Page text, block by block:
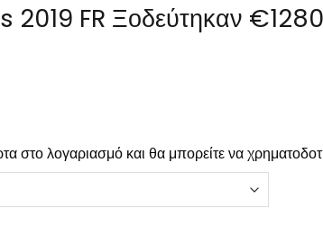
FR Ξοδεύτηκαν
στο λογαριασμό και θα μπορείτε να